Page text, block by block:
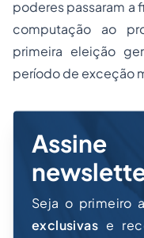
poderes passaram a
computação ao
primeira eleição
período de exceção
Seja o primeiro
exclusivas e